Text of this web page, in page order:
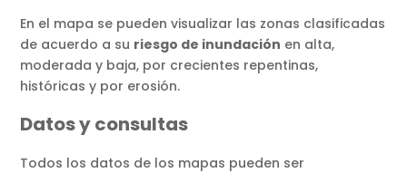
En el mapa se pueden visualizar las zonas clasificadas
de acuerdo a su riesgo de inundación en alta,
moderada y baja, por crecientes repentinas,
históricas y por erosión.
Datos y consultas
Todos los datos de los mapas pueden ser